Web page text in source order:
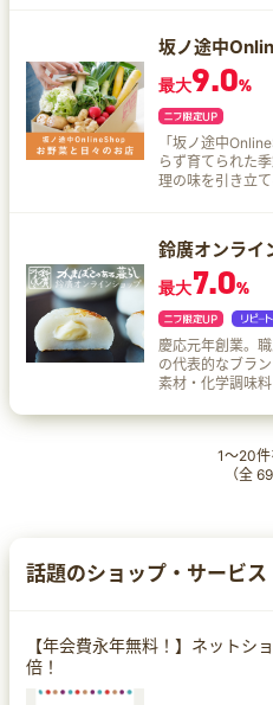
坂ノ途中
最大9.0%
「坂ノ途中
らず育てられた
理の味を引き立
鈴廣オンライ
最大7.0%
慶応元年創業。
の代表的なブランドです。 かま
素材・化学調味
せできます。
1～20
（全 69
話題のショップ・サービス
【年会費永年無料！】ネットシ
倍！